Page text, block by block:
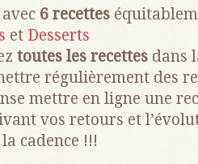
6 recettes
et Desserts
toutes les recettes dans
régulièrement des
mettre en ligne une
vos retours et
cadence !!!